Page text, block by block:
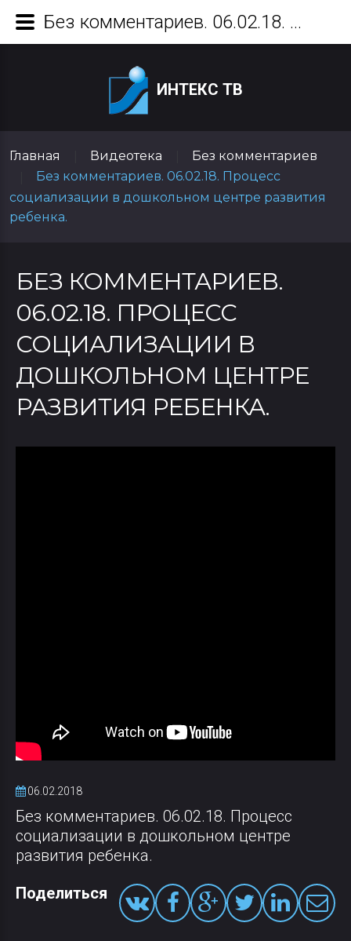
ИНТЕКС ТВ
Главная Видеотека
Без комментариев
Без комментариев. 06.02.18. Процесс
социализации в дошкольном центре развития
ребенка.
БЕЗ КОММЕНТАРИЕВ.
06.02.18. ПРОЦЕСС
СОЦИАЛИЗАЦИИ В
ДОШКОЛЬНОМ ЦЕНТРЕ
РАЗВИТИЯ РЕБЕНКА.
06.02.2018
Без комментариев. 06.02.18. Процесс
социализации в дошкольном центре
развития ребенка.
Поделиться
Без комментариев. 06.02.18. Процесс социализации в дошкольном центре развития ребенка.